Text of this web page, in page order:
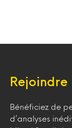
Bénéficiez de
d’analyses